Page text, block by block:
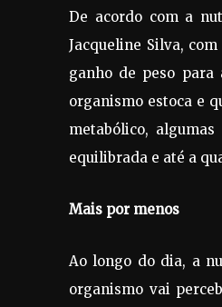
De acordo com a
Jacqueline Silva,
ganho de peso para
organismo estoca e
metabólico,
equilibrada e até a
Mais por menos
Ao longo do dia, a
organismo vai